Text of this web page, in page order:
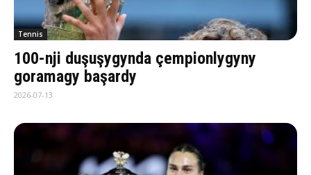
Tennis
100-nji duşuşygynda çempionlygyny
goramagy başardy
2026-07-13